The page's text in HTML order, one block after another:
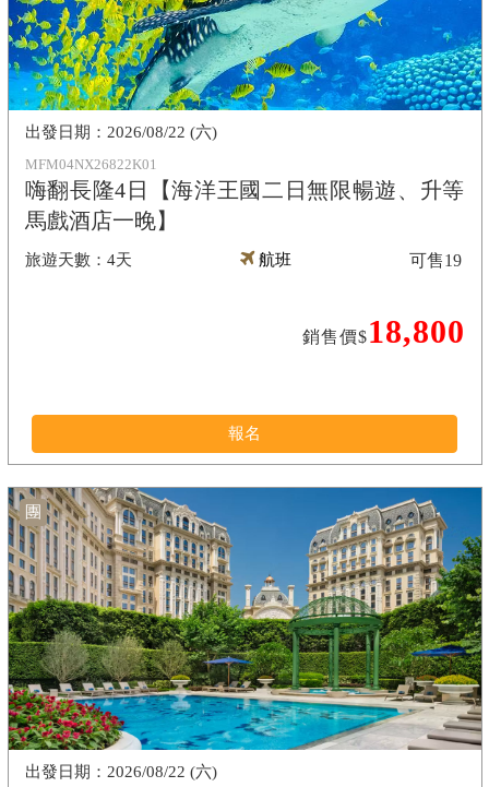
MFM04NX26822K01
嗨翻長隆4日【海洋王國二日無限暢遊、升等
馬戲酒店一晚】
4天
2026/08/22 (六)
航班
銷售價$18,800
可售19
報名
團
2026/08/22 (六)